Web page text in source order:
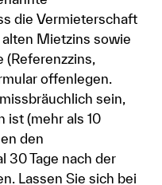
die Vermieterschaft
Mietzins sowie
(Referenzzins,
offenlegen.
sein,
ist (mehr als 10
den
30 Tage nach der
Lassen Sie sich bei